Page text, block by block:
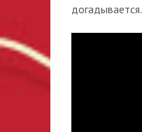
догадывается.